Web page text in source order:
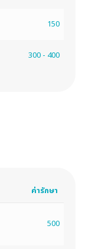
150
300 - 400
ค่ารักษา
500